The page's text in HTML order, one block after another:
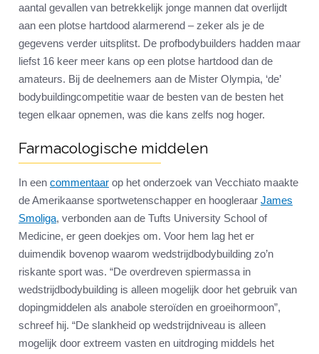
aantal gevallen van betrekkelijk jonge mannen dat overlijdt
aan een plotse hartdood alarmerend – zeker als je de
gegevens verder uitsplitst. De profbodybuilders hadden maar
liefst 16 keer meer kans op een plotse hartdood dan de
amateurs. Bij de deelnemers aan de Mister Olympia, ‘de’
bodybuildingcompetitie waar de besten van de besten het
tegen elkaar opnemen, was die kans zelfs nog hoger.
Farmacologische middelen
In een commentaar op het onderzoek van Vecchiato maakte
de Amerikaanse sportwetenschapper en hoogleraar James
Smoliga, verbonden aan de Tufts University School of
Medicine, er geen doekjes om. Voor hem lag het er
duimendik bovenop waarom wedstrijdbodybuilding zo’n
riskante sport was. “De overdreven spiermassa in
wedstrijdbodybuilding is alleen mogelijk door het gebruik van
dopingmiddelen als anabole steroïden en groeihormoon”,
schreef hij. “De slankheid op wedstrijdniveau is alleen
mogelijk door extreem vasten en uitdroging middels het